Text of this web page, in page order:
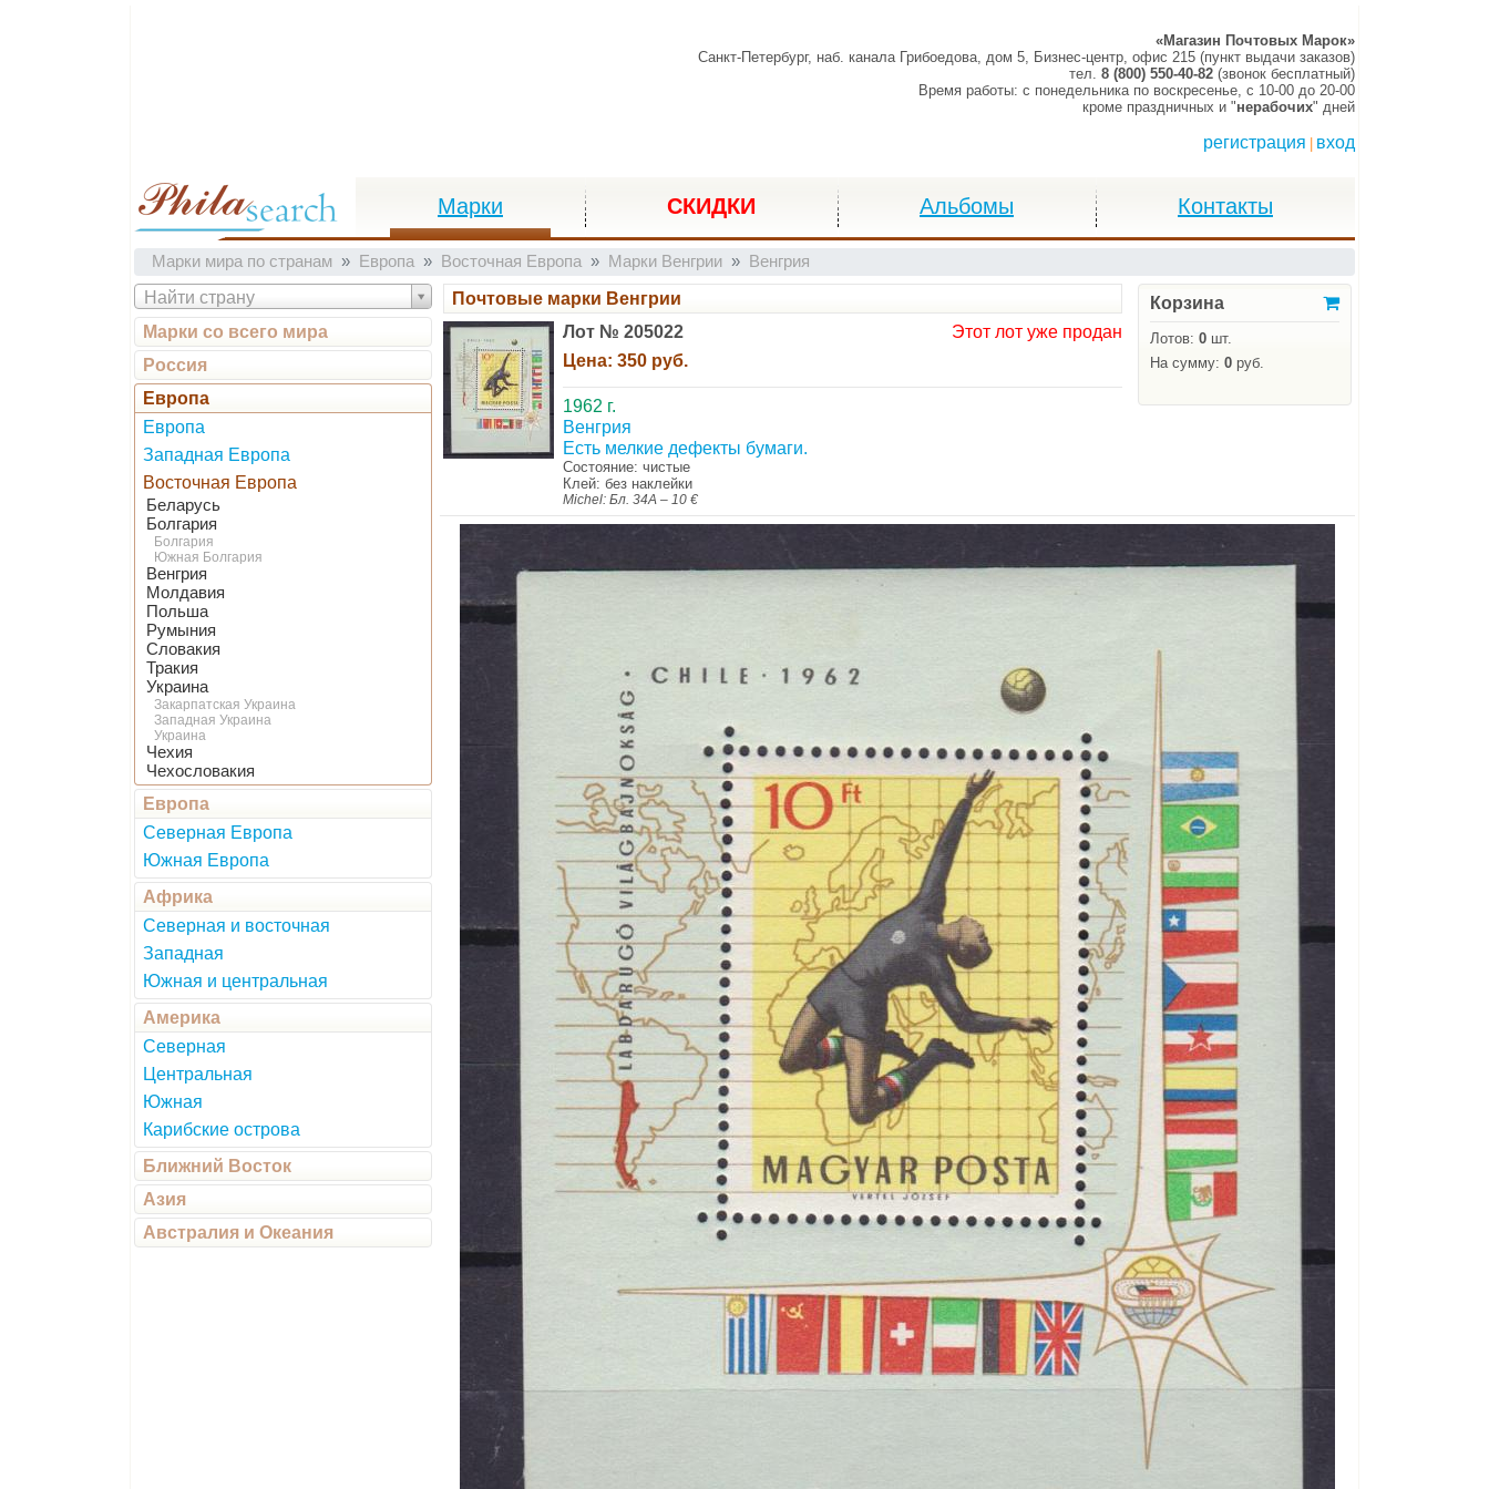
«Магазин Почтовых Марок»
Санкт-Петербург, наб. канала Грибоедова, дом 5, Бизнес-центр, офис 215 (пункт выдачи заказов)
тел. 8 (800) 550-40-82 (звонок бесплатный)
Время работы: c понедельника по воскресенье, c 10-00 до 20-00
кроме праздничных и "нерабочих" дней
регистрация вход
Марки СКИДКИ Альбомы Контакты
Марки мира по странам Европа Восточная Европа Марки Венгрии Венгрия
Найти страну
Марки со всего мира
Россия
Европа
Европа
Западная Европа
Восточная Европа
Беларусь
Болгария
Болгария
Южная Болгария
Венгрия
Молдавия
Польша
Румыния
Словакия
Тракия
Украина
Закарпатская Украина
Западная Украина
Украина
Чехия
Чехословакия
Европа
Северная Европа
Южная Европа
Африка
Северная и восточная
Западная
Южная и центральная
Америка
Северная
Центральная
Южная
Карибские острова
Ближний Восток
Азия
Австралия и Океания
Корзина
Лотов:0 шт.
На сумму:0 руб.
Почтовые марки Венгрии
Лот № 205022
Цена: 350 руб.
Этот лот уже продан
1962 г.
Венгрия
Есть мелкие дефекты бумаги.
Состояние: чистые
Клей: без наклейки
Michel: Бл. 34А – 10 €